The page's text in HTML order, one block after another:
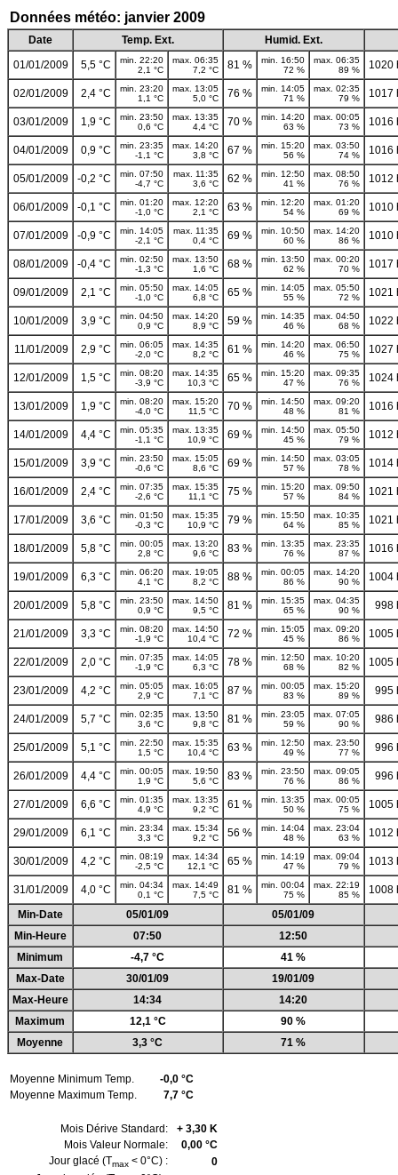
Données météo: janvier 2009
Date Temp. Ext.
Humid. Ext.
01/01/2009
5,5 °C
min. 22:20
2,1 °C
max. 06:35
7,2 °C
81 %
min. 16:50
72 %
max. 06:35
89 %
1020
02/01/2009 2,4 °C
min. 23:20
1,1 °C
max. 13:05
5,0 °C
76 %
min. 14:05
71 %
max. 02:35
79 %
1017
03/01/2009 1,9 °C
min. 23:50
0,6 °C
max. 13:35
4,4 °C
70 %
min. 14:20
63 %
max. 00:05
73 %
1016
04/01/2009 0,9 °C
min. 23:35
-1,1 °C
max. 14:20
3,8 °C
67 %
min. 15:20
56 %
max. 03:50
74 %
1016
05/01/2009 -0,2 °C
min. 07:50
-4,7 °C
max. 11:35
3,6 °C
62 %
min. 12:50
41 %
max. 08:50
76 %
1012
06/01/2009 -0,1 °C
min. 01:20
-1,0 °C
max. 12:20
2,1 °C
63 %
min. 12:20
54 %
max. 01:20
69 %
1010
07/01/2009 -0,9 °C
min. 14:05
-2,1 °C
max. 11:35
0,4 °C
69 %
min. 10:50
60 %
max. 14:20
86 %
1010
08/01/2009 -0,4 °C
min. 02:50
-1,3 °C
max. 13:50
1,6 °C
68 %
min. 13:50
62 %
max. 00:20
70 %
1017
09/01/2009 2,1 °C
min. 05:50
-1,0 °C
max. 14:05
6,8 °C
65 %
min. 14:05
55 %
max. 05:50
72 %
1021
10/01/2009 3,9 °C
min. 04:50
0,9 °C
max. 14:20
8,9 °C
59 %
min. 14:35
46 %
max. 04:50
68 %
1022
11/01/2009 2,9 °C
min. 06:05
-2,0 °C
max. 14:35
8,2 °C
61 %
min. 14:20
46 %
max. 06:50
75 %
1027
12/01/2009 1,5 °C
min. 08:20
-3,9 °C
max. 14:35
10,3 °C
65 %
min. 15:20
47 %
max. 09:35
76 %
1024
13/01/2009 1,9 °C
min. 08:20
-4,0 °C
max. 15:20
11,5 °C
70 %
min. 14:50
48 %
max. 09:20
81 %
1016
14/01/2009 4,4 °C
min. 05:35
-1,1 °C
max. 13:35
10,9 °C
69 %
min. 14:50
45 %
max. 05:50
79 %
1012
15/01/2009 3,9 °C
min. 23:50
-0,6 °C
max. 15:05
8,6 °C
69 %
min. 14:50
57 %
max. 03:05
78 %
1014
16/01/2009 2,4 °C
min. 07:35
-2,6 °C
max. 15:35
11,1 °C
75 %
min. 15:20
57 %
max. 09:50
84 %
1021
17/01/2009 3,6 °C
min. 01:50
-0,3 °C
max. 15:35
10,9 °C
79 %
min. 15:50
64 %
max. 10:35
85 %
1021
18/01/2009 5,8 °C
min. 00:05
2,8 °C
max. 13:20
9,6 °C
83 %
min. 13:35
76 %
max. 23:35
87 %
1016
19/01/2009 6,3 °C
min. 06:20
4,1 °C
max. 19:05
8,2 °C
88 %
min. 00:05
86 %
max. 14:20
90 %
1004
20/01/2009 5,8 °C
min. 23:50
0,9 °C
max. 14:50
9,5 °C
81 %
min. 15:35
65 %
max. 04:35
90 %
998
21/01/2009 3,3 °C
min. 08:20
-1,9 °C
max. 14:50
10,4 °C
72 %
min. 15:05
45 %
max. 09:20
86 %
1005
22/01/2009 2,0 °C
min. 07:35
-1,9 °C
max. 14:05
6,3 °C
78 %
min. 12:50
68 %
max. 10:20
82 %
1005
23/01/2009 4,2 °C
min. 05:05
2,9 °C
max. 16:05
7,1 °C
87 %
min. 00:05
83 %
max. 15:20
89 %
995
24/01/2009 5,7 °C
min. 02:35
3,6 °C
max. 13:50
9,8 °C
81 %
min. 23:05
59 %
max. 07:05
90 %
986
25/01/2009 5,1 °C
min. 22:50
1,5 °C
max. 15:35
10,4 °C
63 %
min. 12:50
49 %
max. 23:50
77 %
996
26/01/2009 4,4 °C
min. 00:05
1,9 °C
max. 19:50
5,6 °C
83 %
min. 23:50
76 %
max. 09:05
86 %
996
27/01/2009 6,6 °C
min. 01:35
4,9 °C
max. 13:35
9,2 °C
61 %
min. 13:35
50 %
max. 00:05
75 %
1005
29/01/2009 6,1 °C
min. 23:34
3,3 °C
max. 15:34
9,2 °C
56 %
min. 14:04
48 %
max. 23:04
63 %
1012
30/01/2009 4,2 °C
min. 08:19
-2,5 °C
max. 14:34
12,1 °C
65 %
min. 14:19
47 %
max. 09:04
79 %
1013
31/01/2009 4,0 °C
min. 04:34
0,1 °C
max. 14:49
7,5 °C
81 %
min. 00:04
75 %
max. 22:19
85 %
1008
Min-Date
05/01/09
05/01/09
Min-Heure
07:50
12:50
Minimum
-4,7 °C
41 %
Max-Date
30/01/09
19/01/09
Max-Heure
14:34
14:20
Maximum
12,1 °C
90 %
Moyenne
3,3 °C 71 %
Moyenne Minimum Temp.
-0,0 °C
Moyenne Maximum Temp.
7,7 °C
Mois Dérive Standard:
+ 3,30 K
Mois Valeur Normale:
0,00 °C
Jour glacé (Tmax < 0°C) :
0